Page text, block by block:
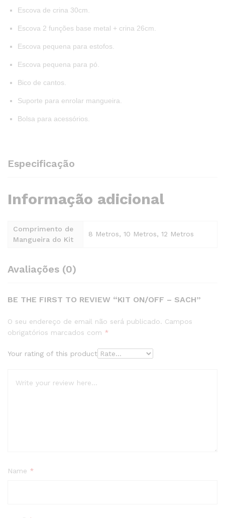
Escova de crina 30cm.
Escova 2 funções base metal + crina 26cm.
Escova pequena para estofos.
Escova pequena para pó.
Bico de cantos.
Suporte para enrolar mangueira.
Bolsa para acessórios.
Especificação
Informação adicional
Comprimento de
Mangueira do Kit
8 Metros, 10 Metros, 12 Metros
Avaliações (0)
BE THE FIRST TO REVIEW “KIT ON/OFF – SACH”
O seu endereço de email não será publicado. Campos
obrigatórios marcados com *
Your rating of this product
Name *